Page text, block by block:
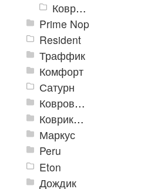
Ковры "AntiSplash Carpet" на заказ
Prime Nop
Resident
Траффик
Комфорт
Сатурн
Ковровое покрытие "Цикада"
Коврики «Heavy» на резиновой подложке
Маркус
Peru
Eton
Дождик